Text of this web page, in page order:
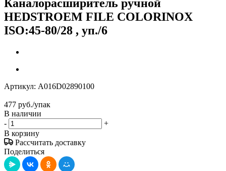
Каналорасширитель ручной
HEDSTROEM FILE COLORINOX
ISO:45-80/28 , уп./6
Артикул: A016D02890100
477 руб./упак
В наличии
-
+
В корзину
Рассчитать доставку
Поделиться